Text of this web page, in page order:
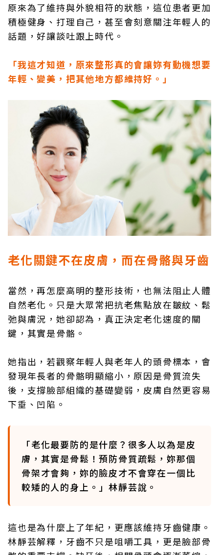
原來為了維持與外貌相符的狀態，這位患者更加
積極健身、打理自己，甚至會刻意關注年輕人的
話題，好讓談吐跟上時代。
「我這才知道，原來整形真的會讓妳有動機想要
年輕、變美，把其他地方都維持好。」
老化關鍵不在皮膚，而在骨骼與牙齒
當然，再怎麼高明的整形技術，也無法阻止人體
自然老化。只是大眾常把抗老焦點放在皺紋、鬆
弛與膚況，她卻認為，真正決定老化速度的關
鍵，其實是骨骼。
她指出，若觀察年輕人與老年人的頭骨標本，會
發現年長者的骨骼明顯縮小，原因是骨質流失
後，支撐臉部組織的基礎變弱，皮膚自然更容易
下垂、凹陷。
「老化最要防的是什麼？很多人以為是皮
膚，其實是骨鬆！預防骨質疏鬆，妳那個
骨架才會夠，妳的臉皮才不會穿在一個比
較矮的人的身上。」林靜芸說。
這也是為什麼上了年紀，更應該維持牙齒健康。
林靜芸解釋，牙齒不只是咀嚼工具，更是臉部骨